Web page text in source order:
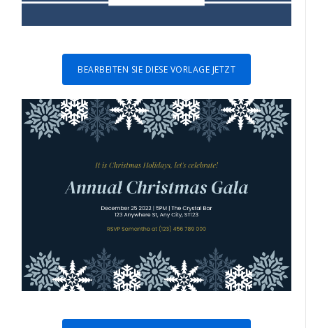
BEARBEITEN SIE DIESE VORLAGE JETZT